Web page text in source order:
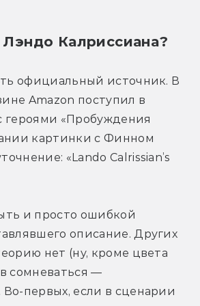
Калриссиана?
официальный источник. В
Amazon поступил в
героями «Пробуждения
картинки с Финном
«Lando Calrissian’s
и просто ошибкой
описание. Других
нет (ну, кроме цвета
сомневаться —
Во-первых, если в сценарии